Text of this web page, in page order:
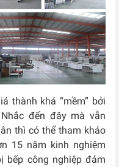
thành khá “mềm” bởi
đến đây mà vẫn
thì có thể tham khảo
15 năm kinh nghiệm
bếp công nghiệp đảm